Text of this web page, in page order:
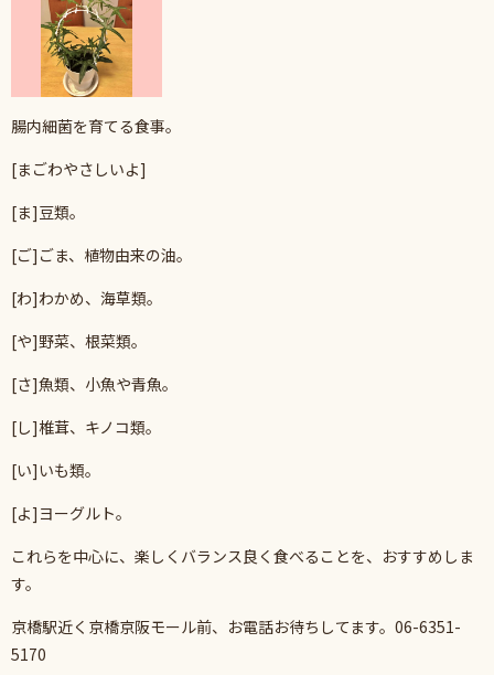
腸内細菌を育てる食事。
[まごわやさしいよ]
[ま]豆類。
[ご]ごま、植物由来の油。
[わ]わかめ、海草類。
[や]野菜、根菜類。
[さ]魚類、小魚や青魚。
[し]椎茸、キノコ類。
[い]いも類。
[よ]ヨーグルト。
これらを中心に、楽しくバランス良く食べることを、おすすめしま
す。
京橋駅近く京橋京阪モール前、お電話お待ちしてます。 06-6351-
5170